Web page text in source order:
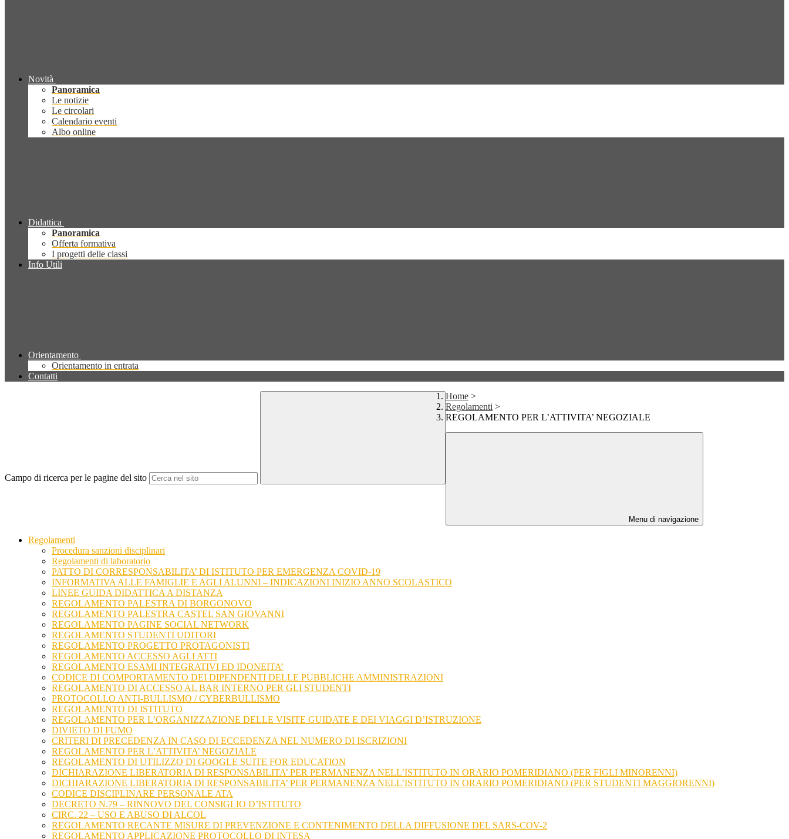
Novità
Panoramica
Le notizie
Le circolari
Calendario eventi
Albo online
Didattica
Panoramica
Offerta formativa
I progetti delle classi
Info Utili
Orientamento
Orientamento in entrata
Contatti
Campo di ricerca per le pagine del sito
Home >
Regolamenti >
REGOLAMENTO PER L’ATTIVITA’ NEGOZIALE
Menu di navigazione
Regolamenti
Procedura sanzioni disciplinari
Regolamenti di laboratorio
PATTO DI CORRESPONSABILITA’ DI ISTITUTO PER EMERGENZA COVID-19
INFORMATIVA ALLE FAMIGLIE E AGLI ALUNNI – INDICAZIONI INIZIO ANNO SCOLASTICO
LINEE GUIDA DIDATTICA A DISTANZA
REGOLAMENTO PALESTRA DI BORGONOVO
REGOLAMENTO PALESTRA CASTEL SAN GIOVANNI
REGOLAMENTO PAGINE SOCIAL NETWORK
REGOLAMENTO STUDENTI UDITORI
REGOLAMENTO PROGETTO PROTAGONISTI
REGOLAMENTO ACCESSO AGLI ATTI
REGOLAMENTO ESAMI INTEGRATIVI ED IDONEITA’
CODICE DI COMPORTAMENTO DEI DIPENDENTI DELLE PUBBLICHE AMMINISTRAZIONI
REGOLAMENTO DI ACCESSO AL BAR INTERNO PER GLI STUDENTI
PROTOCOLLO ANTI-BULLISMO / CYBERBULLISMO
REGOLAMENTO DI ISTITUTO
REGOLAMENTO PER L’ORGANIZZAZIONE DELLE VISITE GUIDATE E DEI VIAGGI D’ISTRUZIONE
DIVIETO DI FUMO
CRITERI DI PRECEDENZA IN CASO DI ECCEDENZA NEL NUMERO DI ISCRIZIONI
REGOLAMENTO PER L’ATTIVITA’ NEGOZIALE
REGOLAMENTO DI UTILIZZO DI GOOGLE SUITE FOR EDUCATION
DICHIARAZIONE LIBERATORIA DI RESPONSABILITA’ PER PERMANENZA NELL’ISTITUTO IN ORARIO POMERIDIANO (PER FIGLI MINORENNI)
DICHIARAZIONE LIBERATORIA DI RESPONSABILITA’ PER PERMANENZA NELL’ISTITUTO IN ORARIO POMERIDIANO (PER STUDENTI MAGGIORENNI)
CODICE DISCIPLINARE PERSONALE ATA
DECRETO N.79 – RINNOVO DEL CONSIGLIO D’ISTITUTO
CIRC. 22 – USO E ABUSO DI ALCOL
REGOLAMENTO RECANTE MISURE DI PREVENZIONE E CONTENIMENTO DELLA DIFFUSIONE DEL SARS-COV-2
REGOLAMENTO APPLICAZIONE PROTOCOLLO DI INTESA